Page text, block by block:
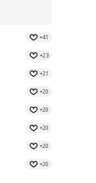
+41
+23
+21
+20
+20
+20
+20
+20